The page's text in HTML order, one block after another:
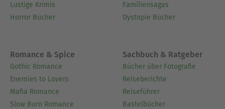
Lustige Krimis
Horror Bücher
Familiensagas
Dystopie Bücher
Romance & Spice
Gothic Romance
Enemies to Lovers
Mafia Romance
Slow Burn Romance
Sachbuch & Ratgeber
Bücher über Fotografie
Reiseberichte
Reiseführer
Bastelbücher